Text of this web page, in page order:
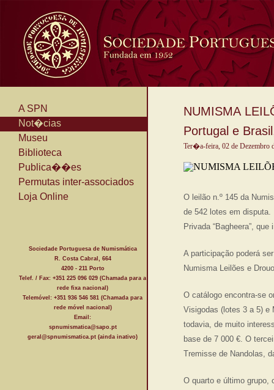
A SPN
Not�cias
Museu
Biblioteca
Publica��es
Permutas inter-associados
Loja Online
Sociedade Portuguesa de Numismática
R. Costa Cabral, 664
4200 - 211 Porto
Telef. / Fax: +351 225 096 029 (Chamada para a
rede fixa nacional)
Telemóvel: +351 936 546 581 (Chamada para
rede móvel nacional)
Email:
spnumismatica@sapo.pt
geral@spnumismatica.pt (ainda inativo)
NUMISMA
Portugal e
Ter�a-feira, 02 de Dezembro
O leilão n.º 145 da
de 542 lotes em disputa.
Privada “Bagheera”,
A participação poderá
Numisma Leilões e
O catálogo encontra-se
Visigodas (lotes 3 a 5) e
todavia, de muito
base de 7 000 €. O
Tremisse de Nandolas,
O quarto e último grupo,